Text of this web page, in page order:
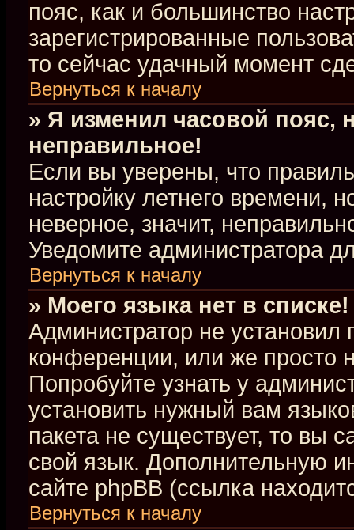
пояс, как и большинство
зарегистрированные
то сейчас удачный момент
Вернуться к началу
» Я изменил часовой пояс,
неправильное!
Если вы уверены, что
настройку летнего времени,
неверное, значит,
Уведомите администратора
Вернуться к началу
» Моего языка нет в списке!
Администратор не
конференции, или же просто
Попробуйте узнать у
установить нужный вам
пакета не существует, то вы
свой язык. Дополнительную
сайте phpBB (ссылка
Вернуться к началу